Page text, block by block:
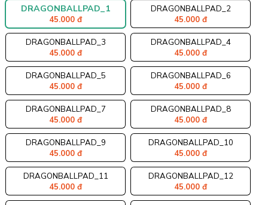
DRAGONBALLPAD_1
45.000 đ
DRAGONBALLPAD_2
45.000 đ
DRAGONBALLPAD_3
45.000 đ
DRAGONBALLPAD_4
45.000 đ
DRAGONBALLPAD_5
45.000 đ
DRAGONBALLPAD_6
45.000 đ
DRAGONBALLPAD_7
45.000 đ
DRAGONBALLPAD_8
45.000 đ
DRAGONBALLPAD_9
45.000 đ
DRAGONBALLPAD_10
45.000 đ
DRAGONBALLPAD_11
45.000 đ
DRAGONBALLPAD_12
45.000 đ